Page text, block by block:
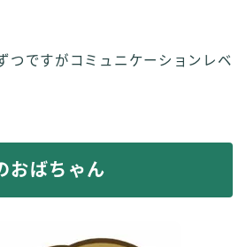
つですがコミュニケーションレベ
おばちゃん